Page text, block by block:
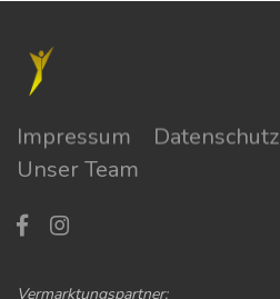
Impressum Datenschutz
Unser Team
Vermarktungspartner: